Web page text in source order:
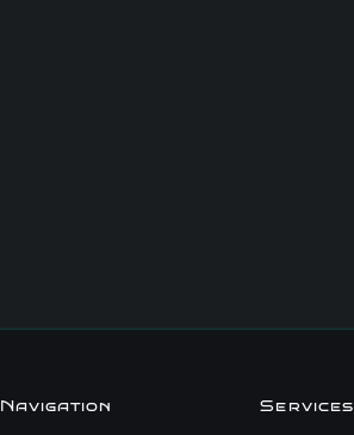
Navigation Services